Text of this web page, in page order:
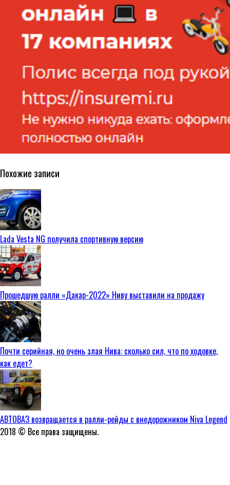
Похожие записи
Lada Vesta NG получила спортивную версию
Прошедшую ралли «Дакар-2022» Ниву выставили на продажу
Почти серийная, но очень злая Нива: сколько сил, что по ходовке,
как едет?
АВТОВАЗ возвращается в ралли-рейды с внедорожником Niva Legend
2018 © Все права защищены.